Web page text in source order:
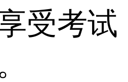
受考试